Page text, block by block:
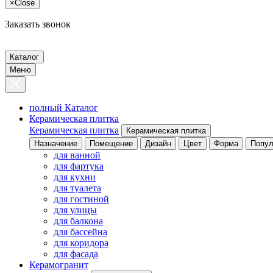
×Close
Заказать звонок
Каталог
Меню
полный Каталог
Керамическая плитка
Керамическая плитка
Керамическая плитка
Назначение
Помещение Дизайн Цвет Форма
для ванной
для фартука
для кухни
для туалета
для гостиной
для улицы
для балкона
для бассейна
для коридора
для фасада
Керамогранит